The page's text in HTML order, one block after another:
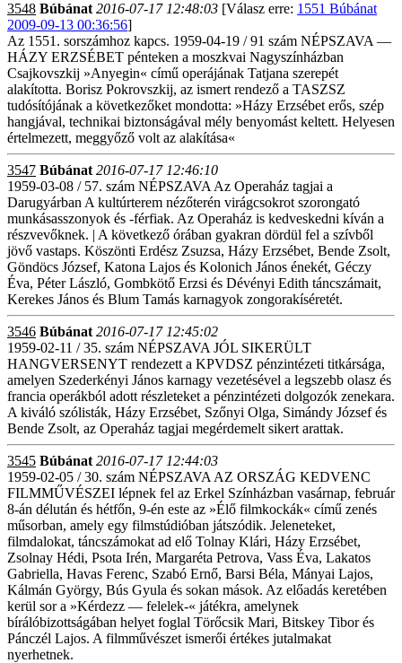
3548 Búbánat 2016-07-17 12:48:03 [Válasz erre: 1551 Búbánat
2009-09-13 00:36:56]
Az 1551. sorszámhoz kapcs. 1959-04-19 / 91 szám NÉPSZAVA —
HÁZY ERZSÉBET pénteken a moszkvai Nagyszínházban
Csajkovszkij »Anyegin« című operájának Tatjana szerepét
alakította. Borisz Pokrovszkij, az ismert rendező a TASZSZ
tudósítójának a következőket mondotta: »Házy Erzsébet erős, szép
hangjával, technikai biztonságával mély benyomást keltett. Helyesen
értelmezett, meggyőző volt az alakítása«
3547 Búbánat 2016-07-17 12:46:10
1959-03-08 / 57. szám NÉPSZAVA Az Operaház tagjai a
Darugyárban A kultúrterem nézőterén virágcsokrot szorongató
munkásasszonyok és -férfiak. Az Operaház is kedveskedni kíván a
részvevőknek. | A következő órában gyakran dördül fel a szívből
jövő vastaps. Köszönti Erdész Zsuzsa, Házy Erzsébet, Bende Zsolt,
Göndöcs József, Katona Lajos és Kolonich János énekét, Géczy
Éva, Péter László, Gombkötő Erzsi és Dévényi Edith táncszámait,
Kerekes János és Blum Tamás karnagyok zongorakíséretét.
3546 Búbánat 2016-07-17 12:45:02
1959-02-11 / 35. szám NÉPSZAVA JÓL SIKERÜLT
HANGVERSENYT rendezett a KPVDSZ pénzintézeti titkársága,
amelyen Szederkényi János karnagy vezetésével a legszebb olasz és
francia operákból adott részleteket a pénzintézeti dolgozók zenekara.
A kiváló szólisták, Házy Erzsébet, Szőnyi Olga, Simándy József és
Bende Zsolt, az Operaház tagjai megérdemelt sikert arattak.
3545 Búbánat 2016-07-17 12:44:03
1959-02-05 / 30. szám NÉPSZAVA AZ ORSZÁG KEDVENC
FILMMŰVÉSZEI lépnek fel az Erkel Színházban vasárnap, február
8-án délután és hétfőn, 9-én este az »Élő filmkockák« című zenés
műsorban, amely egy filmstúdióban játszódik. Jeleneteket,
filmdalokat, táncszámokat ad elő Tolnay Klári, Házy Erzsébet,
Zsolnay Hédi, Psota Irén, Margaréta Petrova, Vass Éva, Lakatos
Gabriella, Havas Ferenc, Szabó Ernő, Barsi Béla, Mányai Lajos,
Kálmán György, Bús Gyula és sokan mások. Az előadás keretében
kerül sor a »Kérdezz — felelek-« játékra, amelynek
bírálóbizottságában helyet foglal Törőcsik Mari, Bitskey Tibor és
Pánczél Lajos. A filmművészet ismerői értékes jutalmakat
nyerhetnek.